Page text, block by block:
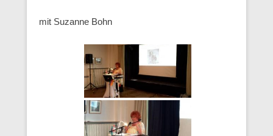
mit Suzanne Bohn